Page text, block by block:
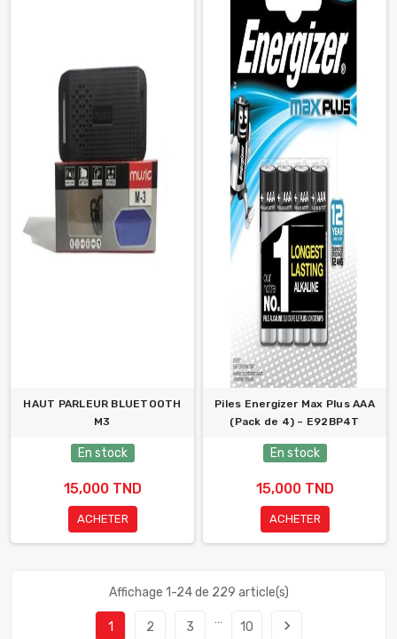
HAUT PARLEUR BLUETOOTH
M3
En stock
15,000 TND
ACHETER
Piles Energizer Max Plus AAA
(Pack de 4) – E92BP4T
En stock
15,000 TND
ACHETER
Affichage 1-24 de 229 article(s)
1 2 3
…
10 navigate_next